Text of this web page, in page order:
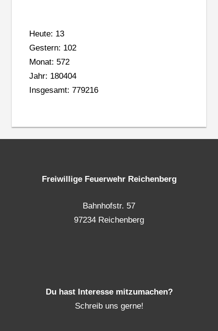
Heute: 13
Gestern: 102
Monat: 572
Jahr: 180404
Insgesamt: 779216
Freiwillige Feuerwehr Reichenberg
Bahnhofstr. 57
97234 Reichenberg
Du hast Interesse mitzumachen?
Schreib uns gerne!